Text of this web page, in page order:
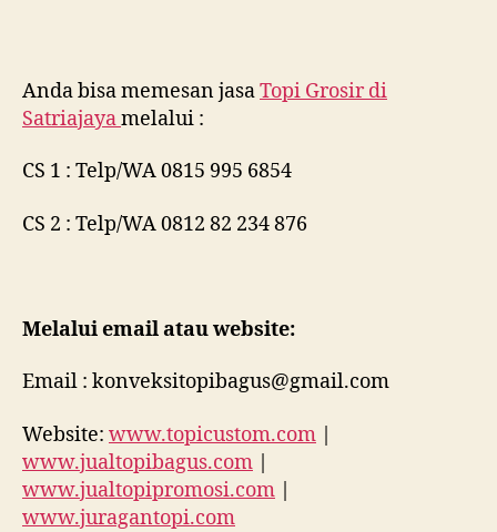
Anda bisa memesan jasaTopi Grosir di
Satriajayamelalui :
CS 1 : Telp/WA 0815 995 6854
CS 2 : Telp/WA 0812 82 234 876
Melalui email atau website:
Email : konveksitopibagus@gmail.com
Website: www.topicustom.com |
www.jualtopibagus.com |
www.jualtopipromosi.com |
www.juragantopi.com